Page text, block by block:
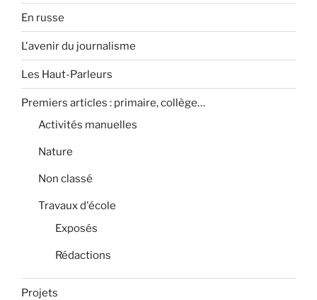
n
d
e
l
’
a
c
d
e
n
t
s
u
i
v
a
n
En russe
L'avenir du journalisme
Les Haut-Parleurs
Premiers articles : primaire, collège…
Activités manuelles
Nature
Non classé
Travaux d'école
Exposés
Rédactions
Projets